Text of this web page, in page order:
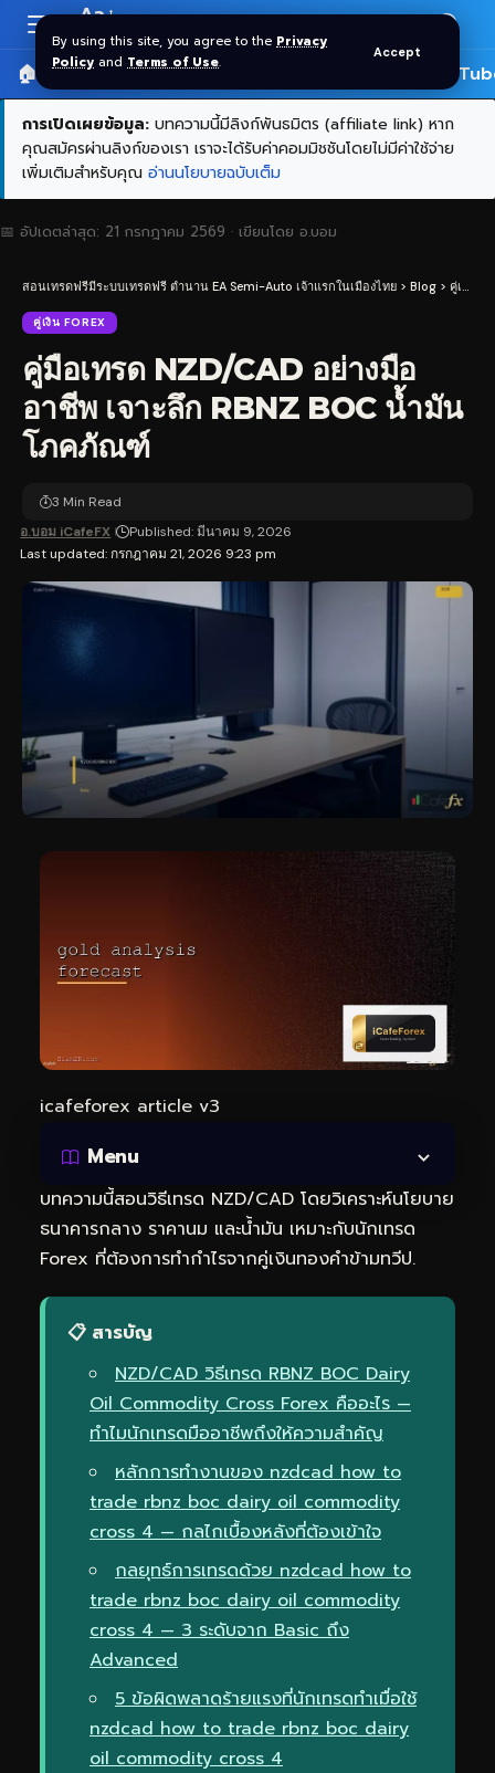
By using this site, you agree to the Privacy
Policy and Terms of Use.
Accept
Resizer
Aa
🏠 หน้าแรก ราคาทอง SPDR 🎬
การเปิดเผยข้อมูล: บทความนี้มีลิงก์พันธมิตร (affiliate link) หาก
คุณสมัครผ่านลิงก์ของเรา เราจะได้รับค่าคอมมิชชันโดยไม่มีค่าใช้จ่าย
เพิ่มเติมสำหรับคุณ อ่านนโยบายฉบับเต็ม
📅 อัปเดตล่าสุด: 21 กรกฎาคม 2569 · เขียนโดย อ.บอม
สอนเทรดฟรีมีระบบเทรดฟรี ตำนาน EA Semi-Auto เจ้าแรกในเมืองไทย > Blog > คู่เงิน Forex
คู่เงิน FOREX
คู่มือเทรด NZD/CAD อย่างมือ
อาชีพ เจาะลึก RBNZ BOC น้ำมัน
โภคภัณฑ์
Last updated: กรกฎาคม 21, 2026 9:23 pm
อ.บอม iCafeFX Published: มีนาคม 9, 2026
3 Min Read
icafeforex article v3
Menu
บทความนี้สอนวิธีเทรด NZD/CAD โดยวิเคราะห์นโยบาย
ธนาคารกลาง ราคานม และน้ำมัน เหมาะกับนักเทรด
Forex ที่ต้องการทำกำไรจากคู่เงินทองคำข้ามทวีป.
📋 สารบัญ
NZD/CAD วิธีเทรด RBNZ BOC Dairy
Oil Commodity Cross Forex คืออะไร —
ทำไมนักเทรดมืออาชีพถึงให้ความสำคัญ
หลักการทำงานของ nzdcad how to
trade rbnz boc dairy oil commodity
cross 4 — กลไกเบื้องหลังที่ต้องเข้าใจ
กลยุทธ์การเทรดด้วย nzdcad how to
trade rbnz boc dairy oil commodity
cross 4 — 3 ระดับจาก Basic ถึง
Advanced
5 ข้อผิดพลาดร้ายแรงที่นักเทรดทำเมื่อใช้
nzdcad how to trade rbnz boc dairy
oil commodity cross 4